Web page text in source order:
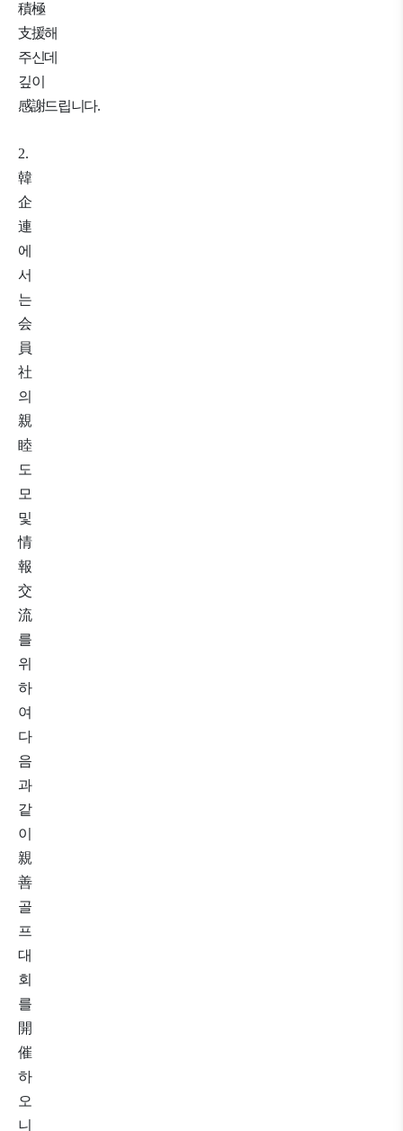
積極
支援해
주신데
깊이
感謝드립니다.
2.
韓
企
連
에
서
는
会
員
社
의
親
睦
도
모
및
情
報
交
流
를
위
하
여
다
음
과
같
이
親
善
골
프
대
회
를
開
催
하
오
니